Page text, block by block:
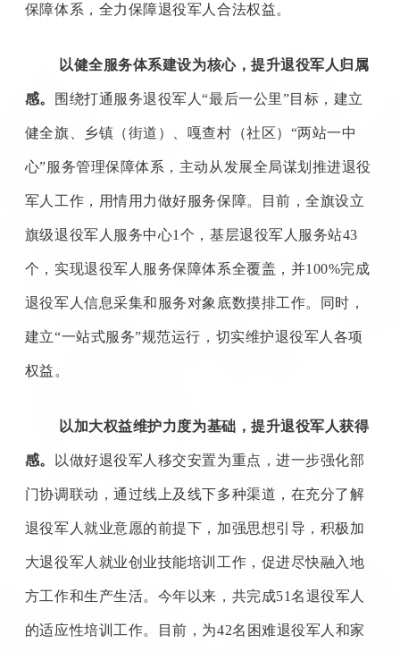
保障体系，全力保障退役军人合法权益。
以健全服务体系建设为核心，提升退役军人归属
感。 围绕打通服务退役军人“最后一公里”目标，建立
健全旗、乡镇（街道）、嘎查村（社区）“两站一中
心”服务管理保障体系，主动从发展全局谋划推进退役
军人工作，用情用力做好服务保障。目前，全旗设立
旗级退役军人服务中心1个，基层退役军人服务站43
个，实现退役军人服务保障体系全覆盖，并100%完成
退役军人信息采集和服务对象底数摸排工作。同时，
建立“一站式服务”规范运行，切实维护退役军人各项
权益。
以加大权益维护力度为基础，提升退役军人获得
感。 以做好退役军人移交安置为重点，进一步强化部
门协调联动，通过线上及线下多种渠道，在充分了解
退役军人就业意愿的前提下，加强思想引导，积极加
大退役军人就业创业技能培训工作，促进尽快融入地
方工作和生产生活。今年以来，共完成51名退役军人
的适应性培训工作。目前，为42名困难退役军人和家